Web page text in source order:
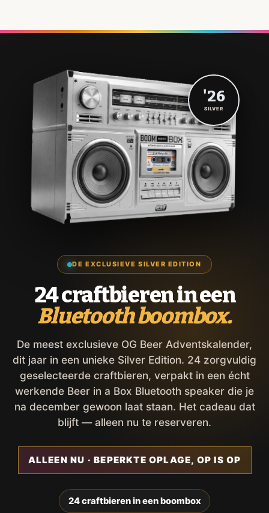
DE EXCLUSIEVE SILVER EDITION
24 craftbieren in een
Bluetooth boombox.
De meest exclusieve OG Beer Adventskalender,
dit jaar in een unieke Silver Edition. 24 zorgvuldig
geselecteerde craftbieren, verpakt in een écht
werkende Beer in a Box Bluetooth speaker die je
na december gewoon laat staan. Het cadeau dat
blijft — alleen nu te reserveren.
ALLEEN NU · BEPERKTE OPLAGE, OP IS OP
24 craftbieren in een boombox
'26
SILVER